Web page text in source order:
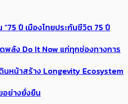
ปี เมืองไทยประกันชีวิต 75 ปี
ลัง Do It Now แก่ทุกช่องทางการ
นหน้าสร้าง Longevity Ecosystem
ย่างยั่งยืน